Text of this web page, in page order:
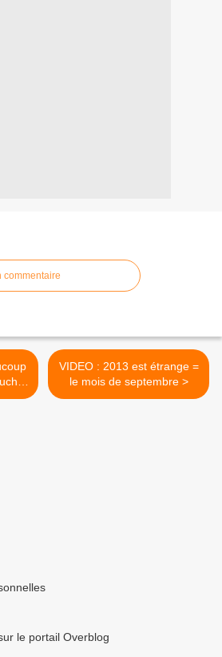
commentaire
VIDEO : 2013 est étrange =
le mois de septembre >
le portail Overblog